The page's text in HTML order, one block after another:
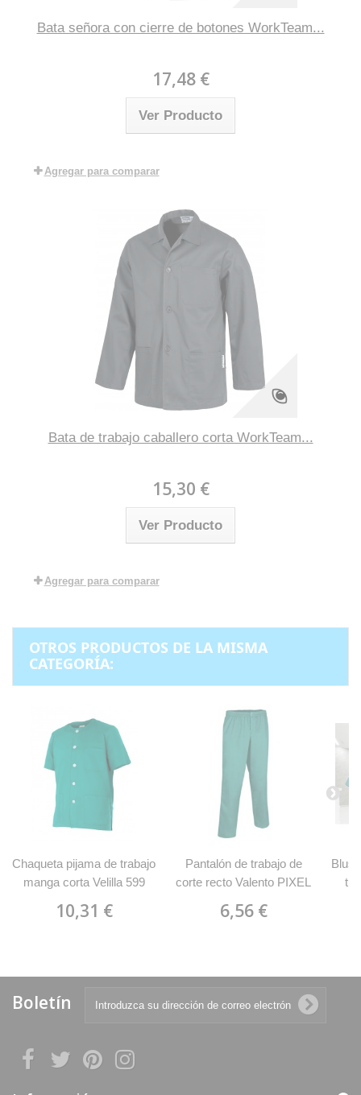
Bata señora con cierre de botones WorkTeam...
17,48 €
Ver Producto
Agregar para comparar
Bata de trabajo caballero corta WorkTeam...
15,30 €
Ver Producto
Agregar para comparar
OTROS PRODUCTOS DE LA MISMA
CATEGORÍA:
Chaqueta pijama de trabajo
manga corta Velilla 599
10,31 €
Pantalón de trabajo de
corte recto Valento PIXEL
6,56 €
Boletín